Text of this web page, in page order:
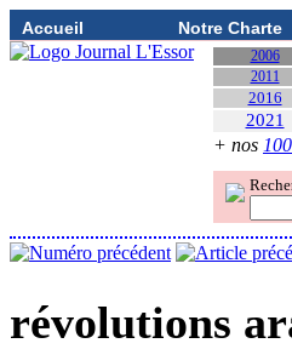
Accueil Notre Charte
2006
2011
2016
2021
+ nos
révolutions